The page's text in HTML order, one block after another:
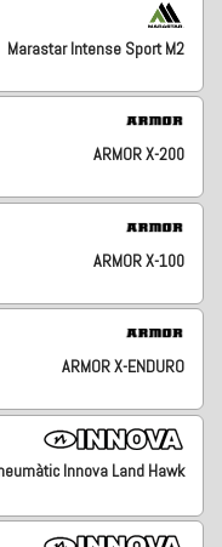
Marastar Intense Sport M2
ARMOR X-200
ARMOR X-100
ARMOR X-ENDURO
Innova Land Hawk